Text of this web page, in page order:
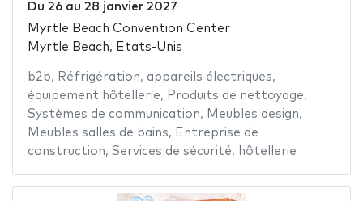
Du 26au 28 janvier 2027
Myrtle Beach Convention Center
Myrtle Beach, Etats-Unis
b2b, Réfrigération, appareils électriques,
équipement hôtellerie, Produits de nettoyage,
Systèmes de communication, Meubles design,
Meubles salles de bains, Entreprise de
construction, Services de sécurité, hôtellerie